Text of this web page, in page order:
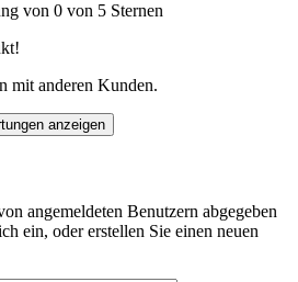
von 0 von 5 Sternen
mit anderen Kunden.
anzeigen
angemeldeten Benutzern abgegeben
ein, oder erstellen Sie einen neuen